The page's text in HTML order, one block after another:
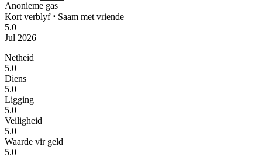
Anonieme gas
Kort verblyf ⋅ Saam met vriende
5.0
Jul 2026
Netheid
5.0
Diens
5.0
Ligging
5.0
Veiligheid
5.0
Waarde vir geld
5.0